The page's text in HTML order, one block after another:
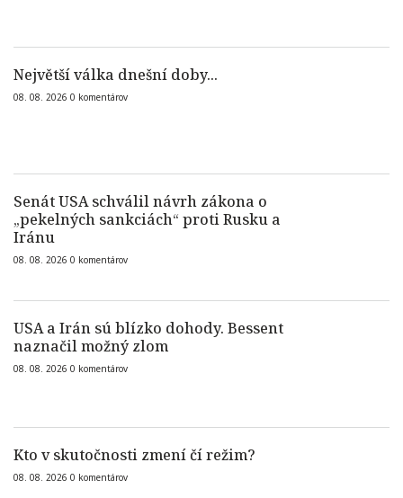
Největší válka dnešní doby...
08. 08. 2026 0 komentárov
Senát USA schválil návrh zákona o
„pekelných sankciách“ proti Rusku a
Iránu
08. 08. 2026 0 komentárov
USA a Irán sú blízko dohody. Bessent
naznačil možný zlom
08. 08. 2026 0 komentárov
Kto v skutočnosti zmení čí režim?
08. 08. 2026 0 komentárov